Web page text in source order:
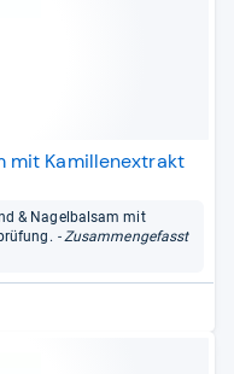
mit Kamillenextrakt
& Nagelbalsam mit
- Zusammengefasst